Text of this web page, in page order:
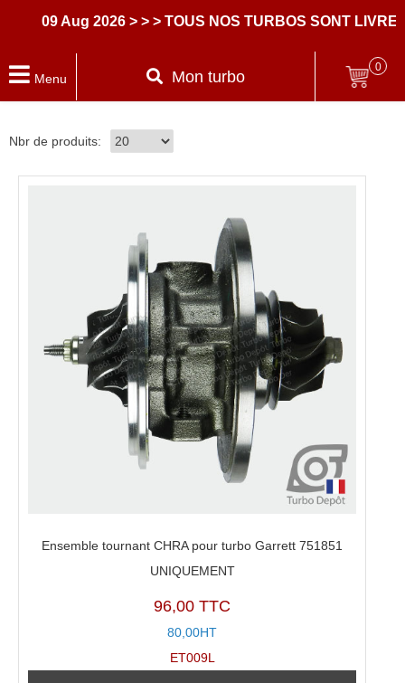
09 Aug 2026 > > > TOUS NOS TURBOS SONT LIVRES
Menu Mon turbo
0
Nbr de produits:
Ensemble tournant CHRA pour turbo Garrett 751851
UNIQUEMENT
96,00 TTC
80,00HT
ET009L